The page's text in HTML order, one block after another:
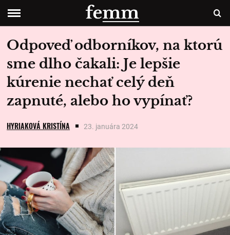
Odpoveď odborníkov, na ktorú
sme dlho čakali: Je lepšie
kúrenie nechať celý deň
zapnuté, alebo ho vypínať?
HYRIAKOVÁ KRISTÍNA 23. januára 2024